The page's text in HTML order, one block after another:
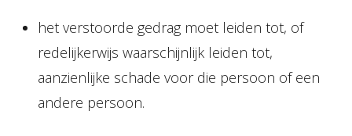
het verstoorde gedrag moet leiden tot, of
redelijkerwijs waarschijnlijk leiden tot,
aanzienlijke schade voor die persoon of een
andere persoon.